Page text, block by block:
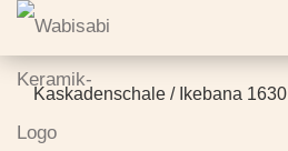
Kaskadenschale / Ikebana 1630